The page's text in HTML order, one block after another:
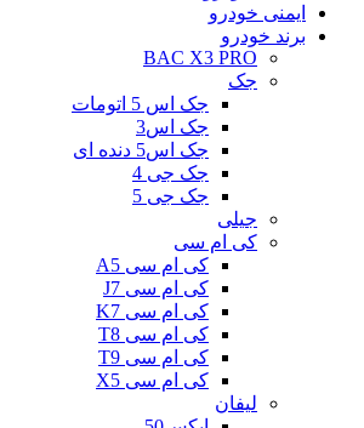
ایمنی خودرو
برند خودرو
BAC X3 PRO
جک
جک اس 5 اتومات
جک اس3
جک اس5 دنده ای
جک جی 4
جک جی 5
جیلی
کی ام سی
کی ام سی A5
کی ام سی J7
کی ام سی K7
کی ام سی T8
کی ام سی T9
کی ام سی X5
لیفان